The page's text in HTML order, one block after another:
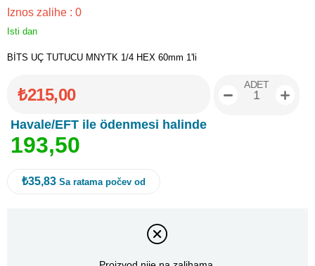
Iznos zalihe : 0
Isti dan
BİTS UÇ TUTUCU MNYTK 1/4 HEX 60mm 1'li
₺215,00
Havale/EFT ile ödenmesi halinde
193,50
ADET
₺35,83 Sa ratama počev od